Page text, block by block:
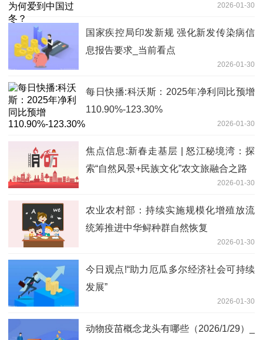
2026-01-30
国家疾控局印发新规 强化新发传染病信
息报告要求_当前看点
2026-01-30
每日快播:科沃斯：2025年净利同比预增
110.90%-123.30%
2026-01-30
焦点信息:新春走基层 | 怒江秘境湾：探
索“自然风景+民族文化”农文旅融合之路
2026-01-30
农业农村部：持续实施规模化增殖放流
统筹推进中华鲟种群自然恢复
2026-01-30
今日观点!“助力厄瓜多尔经济社会可持续
发展”
2026-01-30
动物疫苗概念龙头有哪些（2026/1/29）_